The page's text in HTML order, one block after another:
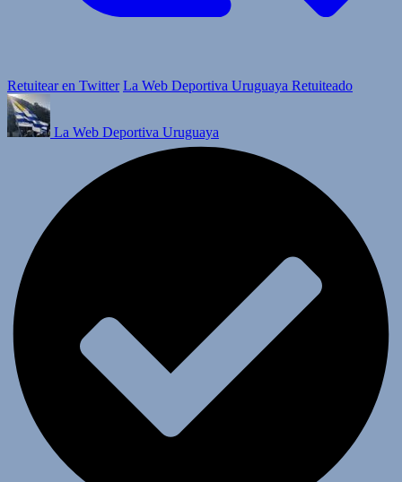
Retuitear en Twitter La Web Deportiva Uruguaya Retuiteado
La Web Deportiva Uruguaya